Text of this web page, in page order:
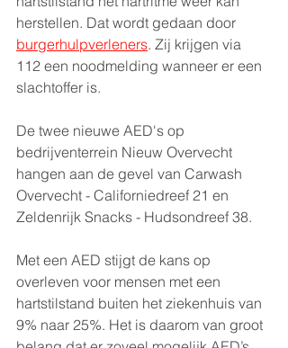
herstellen. Dat wordt gedaan door
burgerhulpverleners. Zij krijgen via
112 een noodmelding wanneer er een
slachtoffer is.
De twee nieuwe AED's op
bedrijventerrein Nieuw Overvecht
hangen aan de gevel van Carwash
Overvecht - Californiedreef 21 en
Zeldenrijk Snacks - Hudsondreef 38.
Met een AED stijgt de kans op
overleven voor mensen met een
hartstilstand buiten het ziekenhuis van
9% naar 25%. Het is daarom van groot